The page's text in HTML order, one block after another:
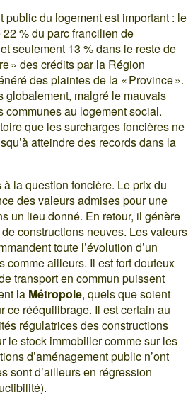
public du logement est important : le
% du parc francilien de
seulement 13 % dans le reste de
» des crédits par la Région
des plaintes de la « Province ».
globalement, malgré le mauvais
communes au logement social.
que les surcharges foncières ne
atteindre des records dans la
à la question foncière. Le prix du
des valeurs admises pour une
un lieu donné. En retour, il génère
constructions neuves. Les valeurs
toute l’évolution d’un
comme ailleurs. Il est fort douteux
transport en commun puissent
la Métropole, quels que soient
ce rééquilibrage. Il est certain au
régulatrices des constructions
le stock immobilier comme sur les
d’aménagement public n’ont
sont d’ailleurs en régression